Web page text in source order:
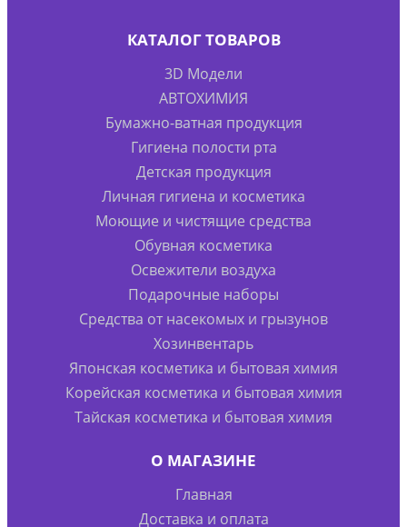
КАТАЛОГ ТОВАРОВ
3D Модели
АВТОХИМИЯ
Бумажно-ватная продукция
Гигиена полости рта
Детская продукция
Личная гигиена и косметика
Моющие и чистящие средства
Обувная косметика
Освежители воздуха
Подарочные наборы
Средства от насекомых и грызунов
Хозинвентарь
Японская косметика и бытовая химия
Корейская косметика и бытовая химия
Тайская косметика и бытовая химия
О МАГАЗИНЕ
Главная
Доставка и оплата